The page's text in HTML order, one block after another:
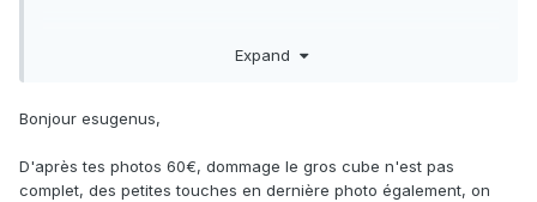
Expand
Bonjour esugenus,
D'après tes photos 60€, dommage le gros cube n'est pas
complet, des petites touches en dernière photo également, on